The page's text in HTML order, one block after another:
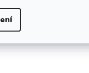
jednoduše u